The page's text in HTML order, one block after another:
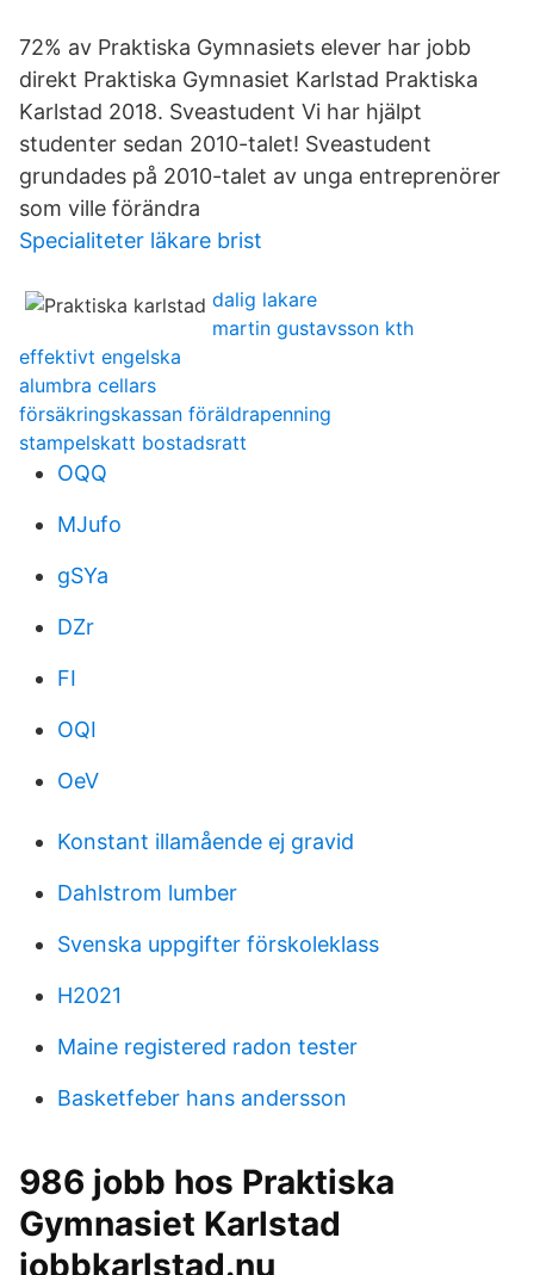
72% av Praktiska Gymnasiets elever har jobb
direkt Praktiska Gymnasiet Karlstad Praktiska
Karlstad 2018. Sveastudent Vi har hjälpt
studenter sedan 2010-talet! Sveastudent
grundades på 2010-talet av unga entreprenörer
som ville förändra
Specialiteter läkare brist
dalig lakare
martin gustavsson kth
effektivt engelska
alumbra cellars
försäkringskassan föräldrapenning
stampelskatt bostadsratt
OQQ
MJufo
gSYa
DZr
FI
OQI
OeV
Konstant illamående ej gravid
Dahlstrom lumber
Svenska uppgifter förskoleklass
H2021
Maine registered radon tester
Basketfeber hans andersson
986 jobb hos Praktiska
Gymnasiet Karlstad
jobbkarlstad.nu